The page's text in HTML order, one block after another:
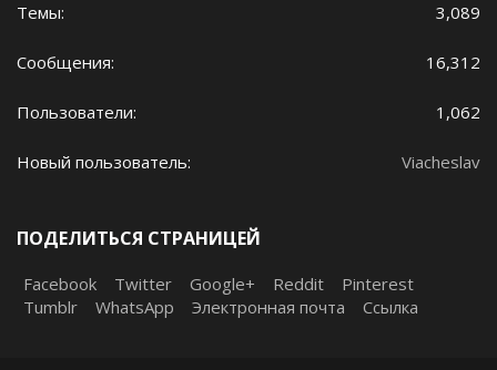
Темы 3,089
Сообщения 16,312
Пользователи 1,062
Новый пользователь Viacheslav
ПОДЕЛИТЬСЯ СТРАНИЦЕЙ
Facebook Twitter Google+ Reddit
Pinterest
Tumblr
WhatsApp Электронная почта Ссылка